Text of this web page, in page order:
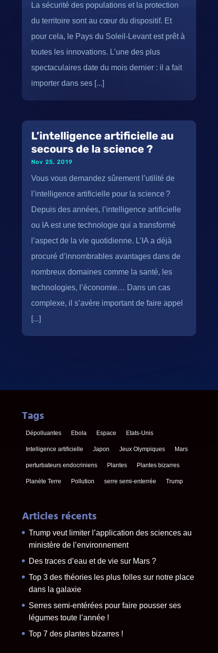
La sécurité des populations et la protection
du territoire sont au cœur du dispositif. Et
pour cela, le Pays du Soleil-Levant est prêt à
toutes les innovations. L’une des plus
spectaculaires date du mois dernier : il a fait
importer dans ses [...]
L’intelligence artificielle au
secours de la science ?
Nov 25, 2019
Vous vous demandez sûrement l’utilité de
l’intelligence artificielle pour la science ?
Depuis des années, l’intelligence artificielle
ou IA est une technologie qui a transformé
l’aspect de la vie quotidienne. L’IA a déjà
procuré d’innombrables avantages dans de
nombreux domaines comme la santé, les
technologies, l’économie… Dans un cas
complexe, il s’avère important de faire appel
[...]
Tags
Dépolluantes Ebola Espace Etats-Unis
Intelligence artificielle Japon Jeux Olympiques Mars
perturbateurs endocriniens Plantes Plantes bizarres
Planète Terre Pollution serre semi-enterrée Trump
Articles récents
Trump veut limiter l’application des sciences au
ministère de l’environnement
Des traces d’eau et de vie sur Mars ?
Top 3 des théories les plus folles sur notre place
dans la galaxie
Serres semi-entérées pour faire pousser ses
légumes toute l’année !
Top 7 des plantes bizarres !